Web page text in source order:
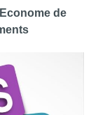
de